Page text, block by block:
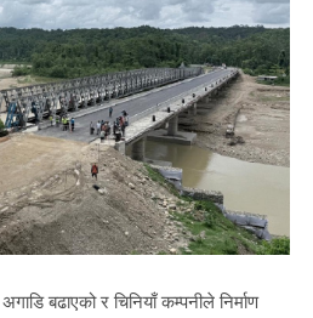
बढाएको र चिनियाँ कम्पनीले निर्माण